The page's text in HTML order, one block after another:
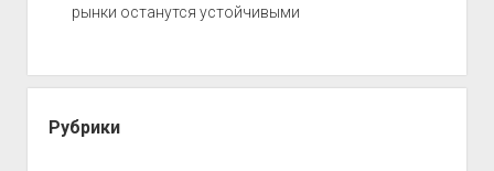
рынки останутся устойчивыми
Рубрики